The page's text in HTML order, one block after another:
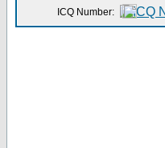
ICQ Number: